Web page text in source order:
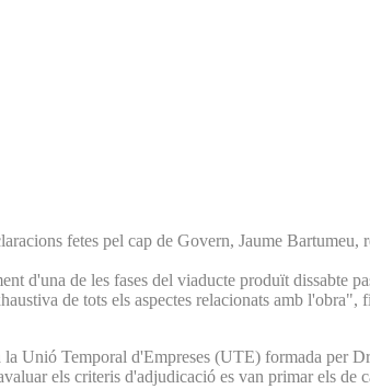
fetes pel cap de Govern, Jaume Bartumeu,
d'una de les fases del viaducte produït dissabte
de tots els aspectes relacionats amb l'obra",
Unió Temporal d'Empreses (UTE) formada per
els criteris d'adjudicació es van primar els de